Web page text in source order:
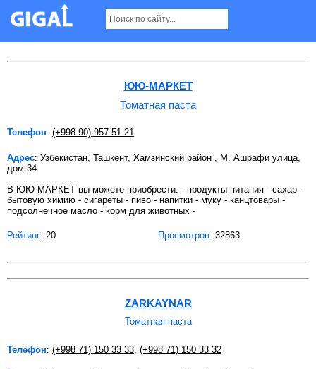
Томатная паста в Ташкенте
ЮЮ-МАРКЕТ
Томатная паста
Телефон: (+998 90) 957 51 21
Адрес: Узбекистан, Ташкент, Хамзинский район , М. Ашрафи улица,
дом 34
В ЮЮ-МАРКЕТ вы можете приобрести: - продукты питания - сахар -
бытовую химию - сигареты - пиво - напитки - муку - канцтовары -
подсолнечное масло - корм для животных -
Рейтинг: 20 Просмотров: 32863
ZARKAYNAR
Томатная паста
Телефон: (+998 71) 150 33 33, (+998 71) 150 33 32